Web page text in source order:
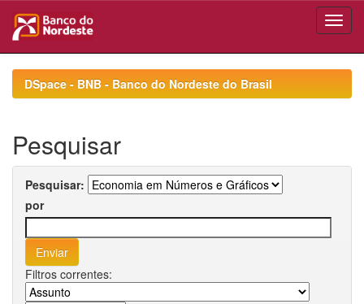
navigationDSpace - BNB - Banco do Nordeste do Brasil
Pesquisar
Pesquisar:
por
Filtros correntes: